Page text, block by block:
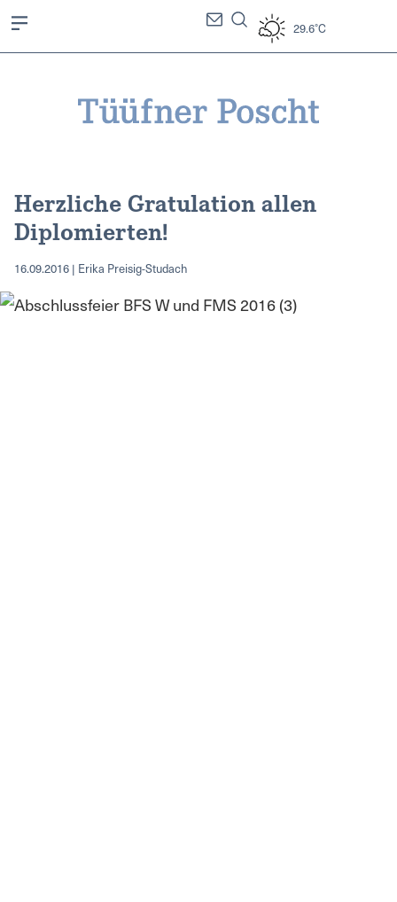
29.6°C
Herzliche Gratulation allen
Diplomierten!
16.09.2016 | Erika Preisig-Studach